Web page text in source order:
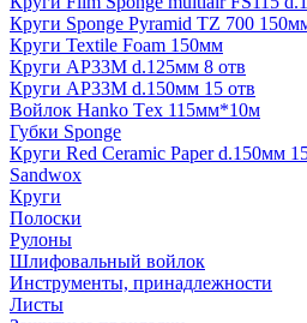
Круги Sponge Pyramid TZ 700
Круги Textile Foam 150мм
Круги AP33M d.125мм 8 отв
Круги AP33M d.150мм 15 отв
Войлок Hanko Tех 115мм*10м
Губки Sponge
Круги Red Ceramic Paper d.150мм
Sandwox
Круги
Полоски
Рулоны
Шлифовальный войлок
Инструменты, принадлежности
Листы